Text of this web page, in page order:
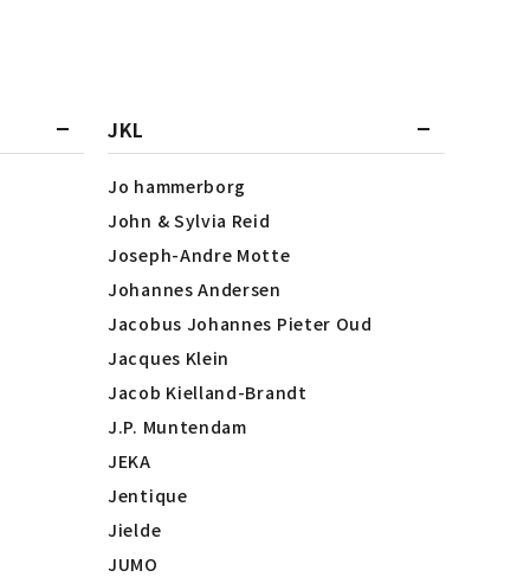
JKL
Jo hammerborg
John & Sylvia Reid
Joseph-Andre Motte
Johannes Andersen
Jacobus Johannes Pieter Oud
Jacques Klein
Jacob Kielland-Brandt
J.P. Muntendam
JEKA
Jentique
Jielde
JUMO